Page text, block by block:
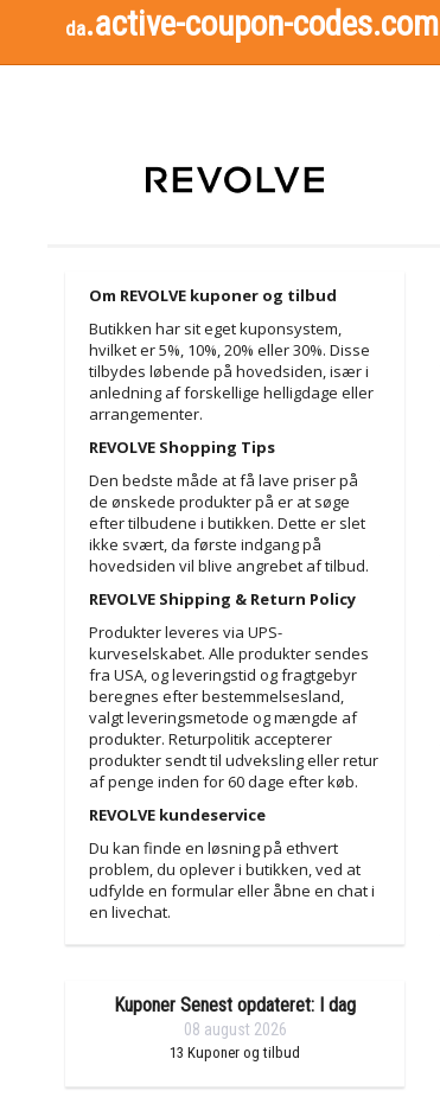
da.active-coupon-codes.com
Om REVOLVE kuponer og tilbud
Butikken har sit eget kuponsystem,
hvilket er 5%, 10%, 20% eller 30%. Disse
tilbydes løbende på hovedsiden, især i
anledning af forskellige helligdage eller
arrangementer.
REVOLVE Shopping Tips
Den bedste måde at få lave priser på
de ønskede produkter på er at søge
efter tilbudene i butikken. Dette er slet
ikke svært, da første indgang på
hovedsiden vil blive angrebet af tilbud.
REVOLVE Shipping & Return Policy
Produkter leveres via UPS-
kurveselskabet. Alle produkter sendes
fra USA, og leveringstid og fragtgebyr
beregnes efter bestemmelsesland,
valgt leveringsmetode og mængde af
produkter. Returpolitik accepterer
produkter sendt til udveksling eller retur
af penge inden for 60 dage efter køb.
REVOLVE kundeservice
Du kan finde en løsning på ethvert
problem, du oplever i butikken, ved at
udfylde en formular eller åbne en chat i
en livechat.
Kuponer Senest opdateret: I dag
08 august 2026
13 Kuponer og tilbud